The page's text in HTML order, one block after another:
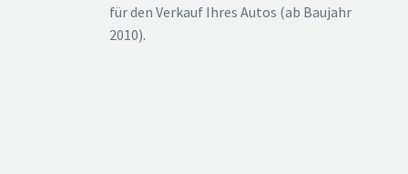
für den Verkauf Ihres Autos (ab Baujahr
2010).